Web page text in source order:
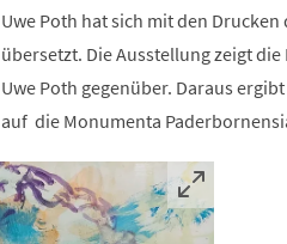
Uwe Poth hat sich mit den
übersetzt. Die Ausstellung zeigt
Uwe Poth gegenüber. Daraus
auf die Monumenta